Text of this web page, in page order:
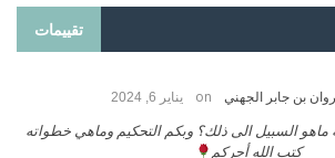
تقييمات
حامد الزريقي on يناير 25, 2026
الله وبركاتة أرغب بنشر كتابي معكم